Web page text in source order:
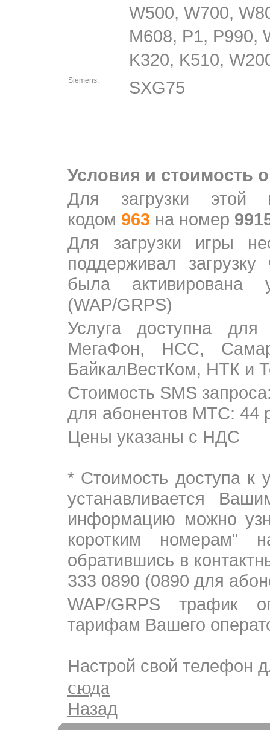
W500, W700,
M608, P1, P990,
K320, K510,
Siemens: SXG75
Условия и стоимость
Для загрузки этой
кодом 963 на номер
Для загрузки игры
поддерживал
была активирована
(WAP/GRPS)
Услуга доступна
МегаФон, НСС,
БайкалВестКом, НТК и
Стоимость SMS
для абонентов МТС: 44
Цены указаны с НДС
* Стоимость доступа к
устанавливается
информацию можно
коротким номерам"
обратившись в
333 0890 (0890 для
WAP/GRPS трафик
тарифам Вашего
Настрой свой телефон
сюда
Назад